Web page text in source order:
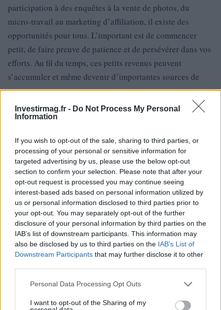
Investirmag.fr - Do Not Process My Personal
Information
If you wish to opt-out of the sale, sharing to third parties, or
processing of your personal or sensitive information for
targeted advertising by us, please use the below opt-out
section to confirm your selection. Please note that after your
opt-out request is processed you may continue seeing
interest-based ads based on personal information utilized by
us or personal information disclosed to third parties prior to
your opt-out. You may separately opt-out of the further
disclosure of your personal information by third parties on the
IAB’s list of downstream participants. This information may
also be disclosed by us to third parties on the IAB’s List of
Downstream Participants that may further disclose it to other
Please note that this website/app uses one or more Google
not limited to your visit or usage behaviour. You may click to
Personal Data Processing Opt Outs
I want to opt-out of the Sharing of my
participation à des enquêtes à la vente de photos, du
micro-travail au marketing d’affiliation, il existe des
opportunités pour tous. L’important est de commencer
petit, de faire preuve de patience et de persévérer dans vos
efforts. Au fil du temps, ces petits revenus peuvent
s’accumuler et même devenir d’importantes sources de
AUTEUR
Giorgia Stromeo